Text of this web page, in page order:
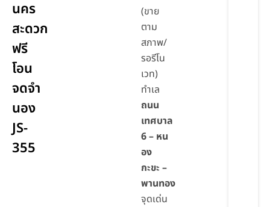
นคร
สะดวก
ฟรี
โอน
จดจำ
นอง
JS-
355
(ขาย
ตาม
สภาพ/
รอรีโน
เวท)
ทำเล
ถนน
เทศบาล
6 – หน
อง
กะขะ –
พานทอง
จุดเด่น